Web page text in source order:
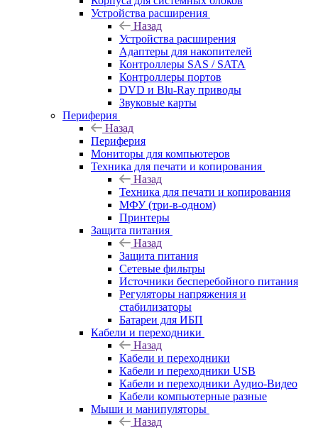
Устройства расширения
Назад
Устройства расширения
Адаптеры для накопителей
Контроллеры SAS / SATA
Контроллеры портов
DVD и Blu-Ray приводы
Звуковые карты
Периферия
Назад
Периферия
Мониторы для компьютеров
Техника для печати и копирования
Назад
Техника для печати и копирования
МФУ (три-в-одном)
Принтеры
Защита питания
Назад
Защита питания
Сетевые фильтры
Источники бесперебойного питания
Регуляторы напряжения и
стабилизаторы
Батареи для ИБП
Кабели и переходники
Назад
Кабели и переходники
Кабели и переходники USB
Кабели и переходники Аудио-Видео
Кабели компьютерные разные
Мыши и манипуляторы
Назад